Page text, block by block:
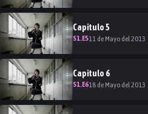
Capitulo5
S1.E511 de Mayo del 2013
Capitulo 6
S1.E618 de Mayo del 2013